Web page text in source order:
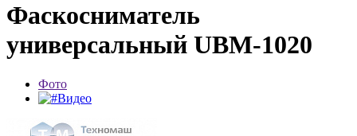
Фаскосниматель
универсальный UBM-1020
Фото
Видео